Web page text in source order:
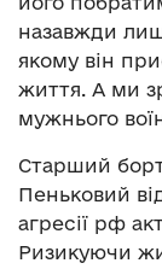
назавжди
якому він
життя. А ми
мужнього
Старший
Пеньковий
агресії рф
Ризикуючи